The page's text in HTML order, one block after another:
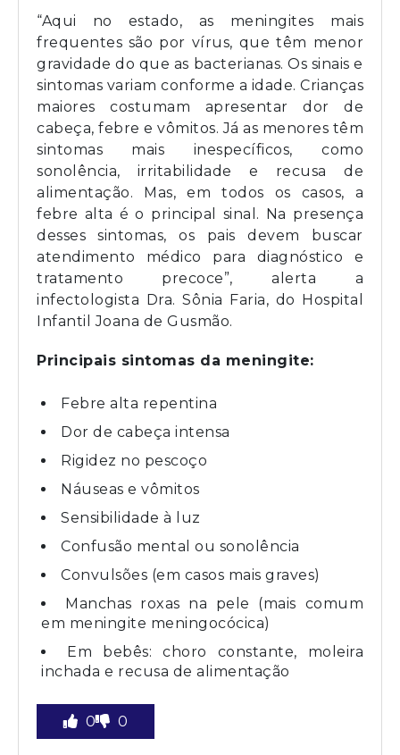
“Aqui no estado, as meningites mais
frequentes são por vírus, que têm menor
gravidade do que as bacterianas. Os sinais e
sintomas variam conforme a idade. Crianças
maiores costumam apresentar dor de
cabeça, febre e vômitos. Já as menores têm
sintomas mais inespecíficos, como
sonolência, irritabilidade e recusa de
alimentação. Mas, em todos os casos, a
febre alta é o principal sinal. Na presença
desses sintomas, os pais devem buscar
atendimento médico para diagnóstico e
tratamento precoce”, alerta a
infectologista Dra. Sônia Faria, do Hospital
Infantil Joana de Gusmão.
Principais sintomas da meningite:
Febre alta repentina
Dor de cabeça intensa
Rigidez no pescoço
Náuseas e vômitos
Sensibilidade à luz
Confusão mental ou sonolência
Convulsões (em casos mais graves)
Manchas roxas na pele (mais comum
em meningite meningocócica)
Em bebês: choro constante, moleira
inchada e recusa de alimentação
0 0